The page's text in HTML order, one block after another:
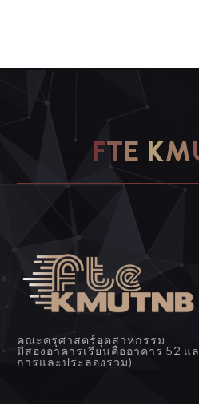
FTE KM
คณะครุศาสตร์อุตสาหกรรม
มีสองอาคารเรียนคืออาคาร 52 แ
การและประลองรวม)